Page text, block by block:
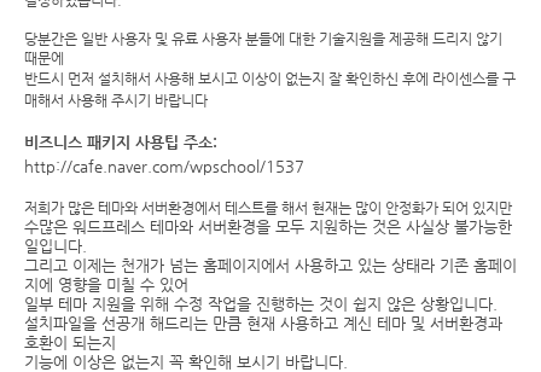
당분간은 일반 사용자 및 유료 사용자 분들에 대한 기술지원을 제공해 드리지 않기
때문에
반드시 먼저 설치해서 사용해 보시고 이상이 없는지 잘 확인하신 후에 라이센스를 구
매해서 사용해 주시기 바랍니다
비즈니스 패키지 사용팁 주소:
http://cafe.naver.com/wpschool/1537
저희가 많은 테마와 서버환경에서 테스트를 해서 현재는 많이 안정화가 되어 있지만
수많은 워드프레스 테마와 서버환경을 모두 지원하는 것은 사실상 불가능한
일입니다.
그리고 이제는 천개가 넘는 홈페이지에서 사용하고 있는 상태라 기존 홈페이
지에 영향을 미칠 수 있어
일부 테마 지원을 위해 수정 작업을 진행하는 것이 쉽지 않은 상황입니다.
설치파일을 선공개 해드리는 만큼 현재 사용하고 계신 테마 및 서버환경과
호환이 되는지
기능에 이상은 없는지 꼭 확인해 보시기 바랍니다.